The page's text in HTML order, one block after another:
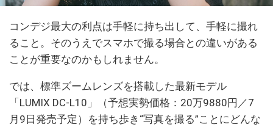
コンデジ最大の利点は手軽に持ち出して、手軽に撮れ
ること。そのうえでスマホで撮る場合との違いがある
ことが重要なのかもしれません。
では、標準ズームレンズを搭載した最新モデル
「LUMIX DC-L10」（予想実勢価格：20万9880円／7
月9日発売予定）を持ち歩き“写真を撮る”ことにどんな